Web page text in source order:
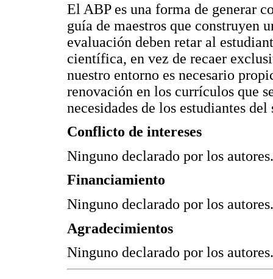
El ABP es una forma de generar
guía de maestros que construyen
evaluación deben retar al
científica, en vez de recaer
nuestro entorno es necesario
renovación en los currículos que
necesidades de los estudiantes
Conflicto de intereses
Ninguno declarado por los autores.
Financiamiento
Ninguno declarado por los autores.
Agradecimientos
Ninguno declarado por los autores.